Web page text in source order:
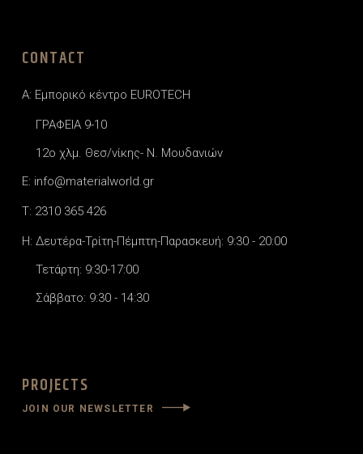
CONTACT
A: Εμπορικό κέντρο EUROTECH
ΓΡΑΦΕΙΑ 9-10
12o χλμ. Θεσ/νίκης- Ν. Μουδανιών
E: info@materialworld.gr
T: 2310 365 426
H: Δευτέρα-Τρίτη-Πέμπτη-Παρασκευή: 9:30 - 20:00
Τετάρτη: 9:30-17:00
Σάββατο: 9:30 - 14:30
PROJECTS
JOIN OUR NEWSLETTER